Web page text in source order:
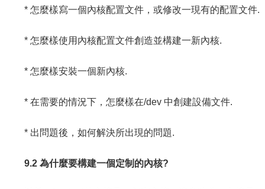
* 怎麼樣寫一個內核配置文件，或修改一現有的配置文件.
* 怎麼樣使用內核配置文件創造並構建一新內核.
* 怎麼樣安裝一個新內核.
* 在需要的情況下，怎麼樣在/dev 中創建設備文件.
* 出問題後，如何解決所出現的問題.
9.2 為什麼要構建一個定制的內核?